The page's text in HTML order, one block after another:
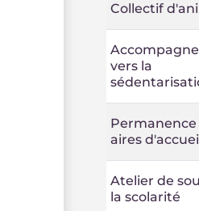
Collectif
vers la
Permanence
aires
Atelier de
la scolarité